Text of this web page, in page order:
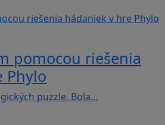
pomocou riešenia
Phylo
puzzle. Bola…